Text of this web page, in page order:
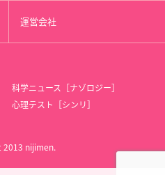
運営会社
科学ニュース［ナゾロジー］
心理テスト［シンリ］
2013 nijimen.